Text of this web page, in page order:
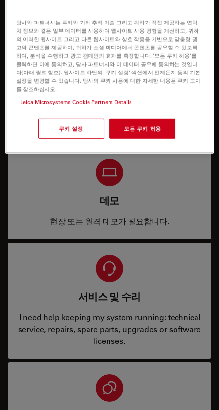
전문가와 상담하기
가격
구성 또는 가격 정보가 필요합니다.
데모
현장 또는 원격 데모가 필요합니다.
서비스 및 수리
I need help keeping my system running: technical
service, repairs, spare parts, upgrades or software
licenses.
당사와 파트너사는 쿠키와 기타 추적 기술 그리고 귀하가 직접 제공하는 연락
처 정보와 같은 일부 데이터를 사용하여 웹사이트 사용 경험을 개선하고, 귀하
의 이러한 웹사이트 그리고 다른 웹사이트와 상호 작용을 기반으로 맞춤형 광
고와 콘텐츠를 제공하며, 귀하가 소셜 미디어에서 콘텐츠를 공유할 수 있도록
하여, 분석을 수행하고 광고 캠페인의 효과를 측정합니다. '모든 쿠키 허용'를
클릭하면 이에 동의하고, 당사 파트너사와 이 데이터 공유에 동의하는 것입니
다(아래 링크 참조). 웹사이트 하단의 '쿠키 설정' 섹션에서 언제든지 동의 기본
설정을 변경할 수 있습니다. 당사의 쿠키 사용에 대한 자세한 내용은 쿠키 고지
를 참조하십시오.
Leica Microsystems Cookie Partners Details
쿠키 설정 모든 쿠키 허용